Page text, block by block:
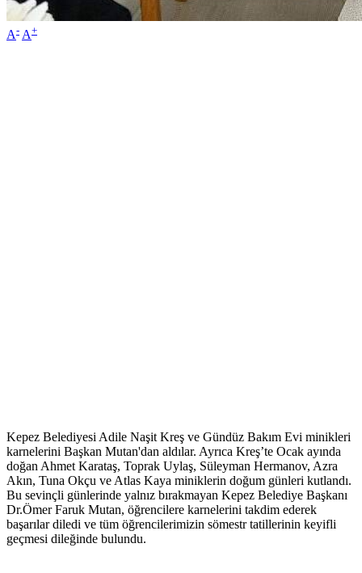
A- A+
Kepez Belediyesi Adile Naşit Kreş ve Gündüz Bakım Evi minikleri
karnelerini Başkan Mutan'dan aldılar. Ayrıca Kreş’te Ocak ayında
doğan Ahmet Karataş, Toprak Uylaş, Süleyman Hermanov, Azra
Akın, Tuna Okçu ve Atlas Kaya miniklerin doğum günleri kutlandı.
Bu sevinçli günlerinde yalnız bırakmayan Kepez Belediye Başkanı
Dr.Ömer Faruk Mutan, öğrencilere karnelerini takdim ederek
başarılar diledi ve tüm öğrencilerimizin sömestr tatillerinin keyifli
geçmesi dileğinde bulundu.